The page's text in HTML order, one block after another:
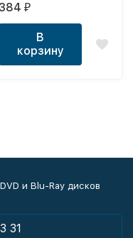
of Thrones - сериал, 6
полная версия.)
Внимание! Отличный
Дубляж (Amedia)!
Русские и
384 ₽
В
корзину
и Blu-Ray дисков
31